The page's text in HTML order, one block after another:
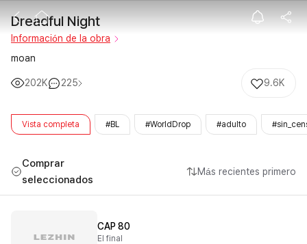
Dreadful Night
Dreadful Night
Información de la obra
moan
202K 225 9.6K
Vista completa #BL #WorldDrop #adulto
Comprar
seleccionados
Más recientes primero
CAP 80
El final